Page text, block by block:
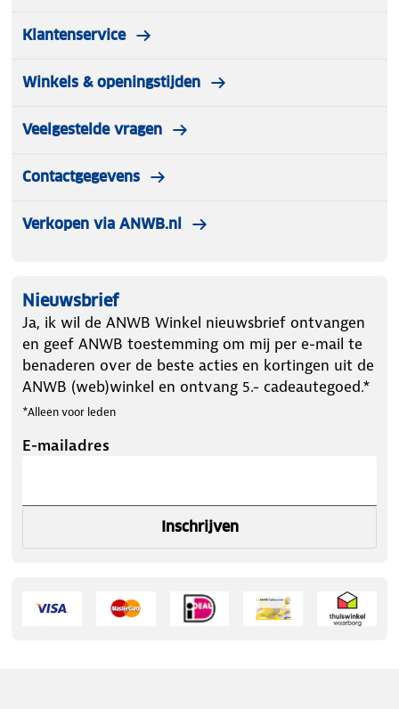
verbinding wanneer je niet op het elektriciteitsnet
controleren, instellingen veranderen en de
Klantenservice
Winkels & openingstijden
Veelgestelde vragen
Contactgegevens
Verkopen via ANWB.nl
Nieuwsbrief
Ja, ik wil de ANWB Winkel nieuwsbrief ontvangen
en geef ANWB toestemming om mij per e-mail te
benaderen over de beste acties en kortingen uit de
ANWB (web)winkel en ontvang 5.- cadeautegoed.*
*Alleen voor leden
E-mailadres
Inschrijven